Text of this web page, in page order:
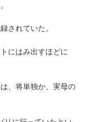
されていた。
にはみ出すほどに
、将単独か、実母の